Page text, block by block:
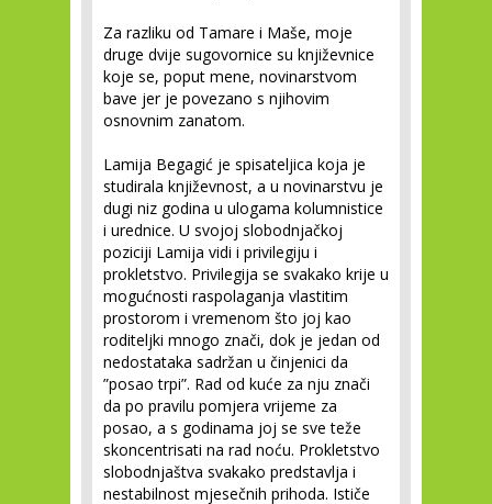
Za razliku od Tamare i Maše, moje
druge dvije sugovornice su književnice
koje se, poput mene, novinarstvom
bave jer je povezano s njihovim
osnovnim zanatom.
Lamija Begagić je spisateljica koja je
studirala književnost, a u novinarstvu je
dugi niz godina u ulogama kolumnistice
i urednice. U svojoj slobodnjačkoj
poziciji Lamija vidi i privilegiju i
prokletstvo. Privilegija se svakako krije u
mogućnosti raspolaganja vlastitim
prostorom i vremenom što joj kao
roditeljki mnogo znači, dok je jedan od
nedostataka sadržan u činjenici da
”posao trpi”. Rad od kuće za nju znači
da po pravilu pomjera vrijeme za
posao, a s godinama joj se sve teže
skoncentrisati na rad noću. Prokletstvo
slobodnjaštva svakako predstavlja i
nestabilnost mjesečnih prihoda. Ističe